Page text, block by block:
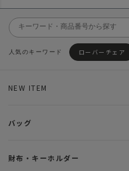
ローバーチェア
NEW ITEM
バッグ
財布・キーホルダー